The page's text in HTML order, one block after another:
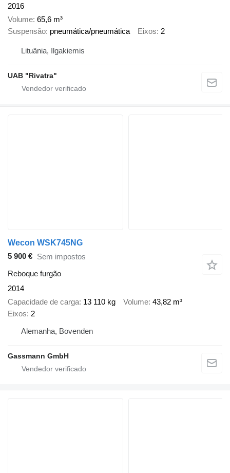
2016
Volume 65,6 m³
Suspensão pneumática/pneumática Eixos 2
Lituânia, Ilgakiemis
UAB "Rivatra"
Wecon WSK745NG
5 900 € Sem impostos
Reboque furgão
2014
Capacidade de carga 13 110 kg Volume 43,82 m³
Eixos 2
Alemanha, Bovenden
Gassmann GmbH